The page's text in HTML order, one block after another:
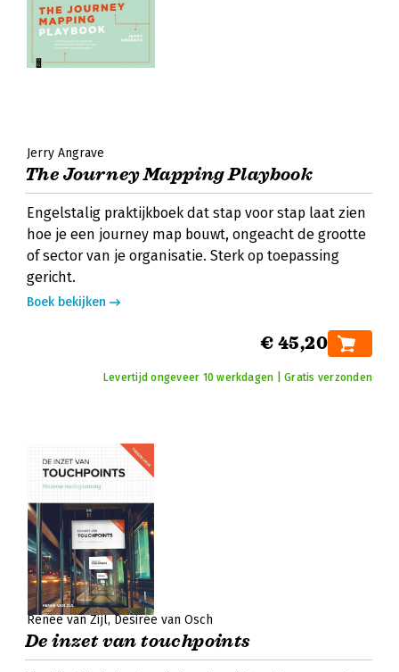
Jerry Angrave
The Journey Mapping Playbook
Engelstalig praktijkboek dat stap voor stap laat zien
hoe je een journey map bouwt, ongeacht de grootte
of sector van je organisatie. Sterk op toepassing
gericht.
Boek bekijken
€ 45,20
Levertijd ongeveer 10 werkdagen | Gratis verzonden
Renée van Zijl Désirée van Osch
De inzet van touchpoints